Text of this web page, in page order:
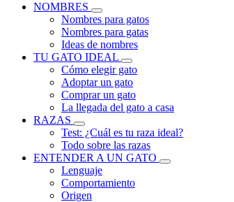
NOMBRES
Nombres para gatos
Nombres para gatas
Ideas de nombres
TU GATO IDEAL
Cómo elegir gato
Adoptar un gato
Comprar un gato
La llegada del gato a casa
RAZAS
Test: ¿Cuál es tu raza ideal?
Todo sobre las razas
ENTENDER A UN GATO
Lenguaje
Comportamiento
Origen